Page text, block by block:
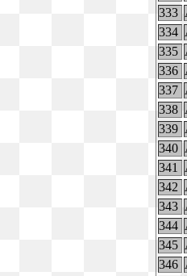
333
334
335
336
337
338
339
340
341
342
343
344
345
346